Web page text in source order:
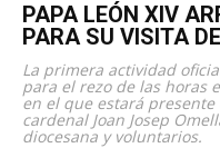
PAPA LEÓN XIV
PARA SU VISITA
La primera actividad
para el rezo de las horas
en el que estará
cardenal Joan Josep
diocesana y voluntarios.